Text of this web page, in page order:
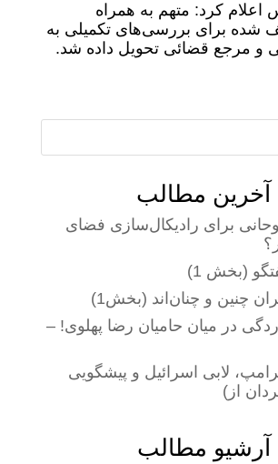
کرد: متهم به همراه
شده برای بررسی‌های تکمیلی به
مرجع قضائی تحویل داده شد.
آخرین مطالب
برای رادیکال‌سازی فضای
(بخش 1)
چنین و چنان‌اند (بخش1)
در میان حامیان رضا پهلوی! –
لابی اسرائیل و پیشگویی
از)
آرشیو مطالب